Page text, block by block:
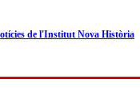
de l'Institut Nova Història